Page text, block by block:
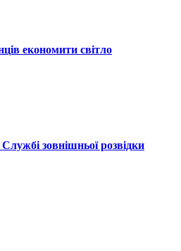
економити світло
зовнішньої розвідки